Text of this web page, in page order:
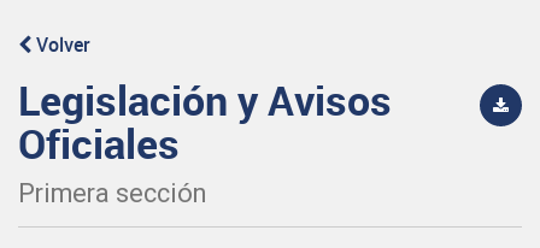
Volver
Legislación y Avisos
Oficiales
Primera sección